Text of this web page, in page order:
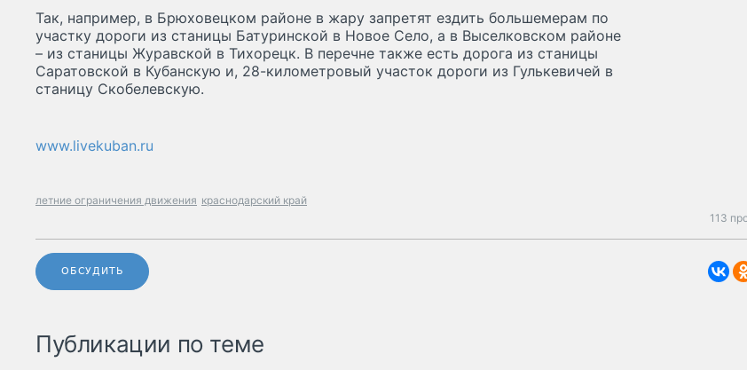
Так, например, в Брюховецком районе в жару запретят ездить большемерам по
участку дороги из станицы Батуринской в Новое Село, а в Выселковском районе
– из станицы Журавской в Тихорецк. В перечне также есть дорога из станицы
Саратовской в Кубанскую и, 28-километровый участок дороги из Гулькевичей в
станицу Скобелевскую.
www.livekuban.ru
летние ограничения движения краснодарский край
113
ОБСУДИТЬ
Публикации по теме